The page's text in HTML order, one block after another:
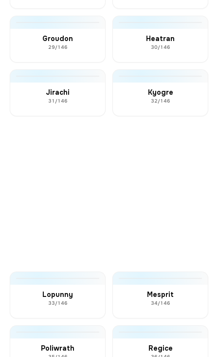
Groudon
29/146
Heatran
30/146
Jirachi
31/146
Kyogre
32/146
Lopunny
33/146
Mesprit
34/146
Poliwrath Regice